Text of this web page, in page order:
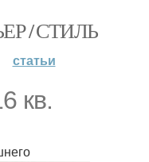
/ СТИЛЬ
статьи
кв.